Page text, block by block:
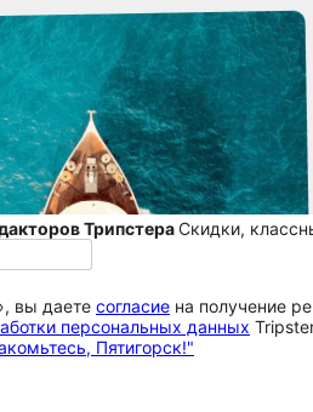
ТрипстераСкидки,
вы даете согласие на получение
персональных данных